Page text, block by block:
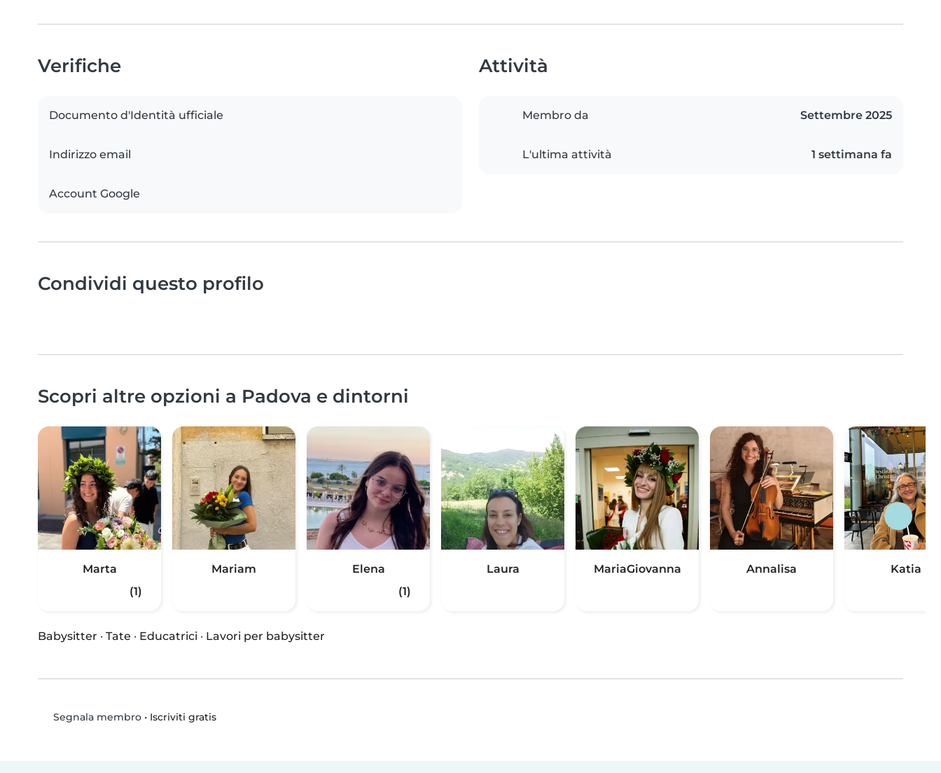
Verifiche
Documento d'Identità ufficiale
Indirizzo email
Account Google
Attività
Membro da Settembre 2025
L'ultima attività 1 settimana fa
Condividi questo profilo
Scopri altre opzioni a Padova e dintorni
Marta
(1)
Mariam
Elena
(1)
Laura MariaGiovanna Annalisa Katia
Babysitter · Tate · Educatrici · Lavori per babysitter
Segnala membro• Iscriviti gratis